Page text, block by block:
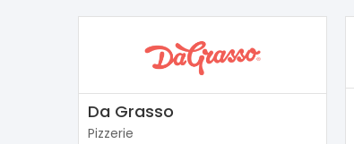
Da Grasso
Pizzerie